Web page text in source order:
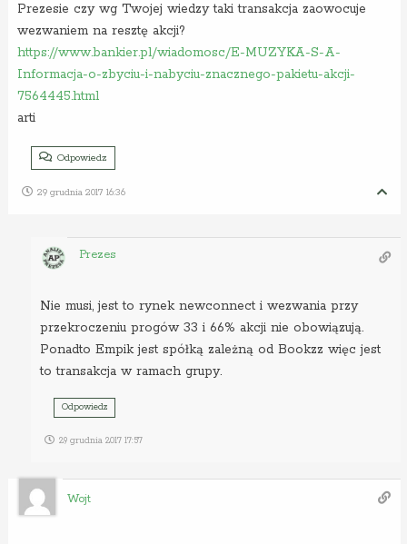
Prezesie czy wg Twojej wiedzy taki transakcja zaowocuje
wezwaniem na resztę akcji?
https://www.bankier.pl/wiadomosc/E-MUZYKA-S-A-
Informacja-o-zbyciu-i-nabyciu-znacznego-pakietu-akcji-
7564445.html
arti
Odpowiedz
29 grudnia 2017 16:36
Prezes
Nie musi, jest to rynek newconnect i wezwania przy
przekroczeniu progów 33 i 66% akcji nie obowiązują.
Ponadto Empik jest spółką zależną od Bookzz więc jest
to transakcja w ramach grupy.
Odpowiedz
29 grudnia 2017 17:57
Wojt